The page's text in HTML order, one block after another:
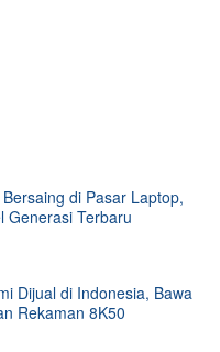
di Pasar Laptop,
Generasi Terbaru
Dijual di Indonesia, Bawa
Rekaman 8K50